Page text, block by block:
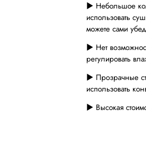
► Небольшое
использовать
можете сами
► Нет
регулировать
► Прозрачные
использовать
► Высокая